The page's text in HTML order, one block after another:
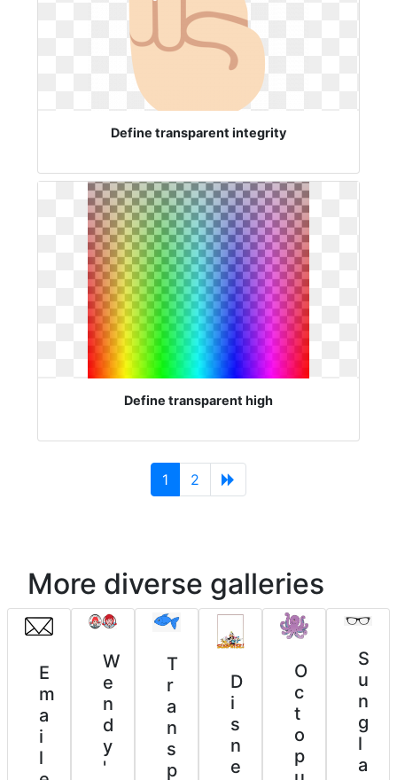
Define transparent integrity
Define transparent high
1 (current)
2
More diverse galleries
E
m
a
i
l
W
e
n
d
y
'
T
r
a
n
s
p
D
i
s
n
e
O
c
t
o
p
S
u
n
g
l
a